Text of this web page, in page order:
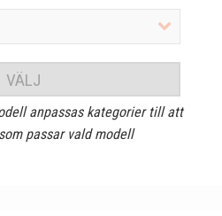
VÄLJ
anpassas kategorier till att
passar vald modell